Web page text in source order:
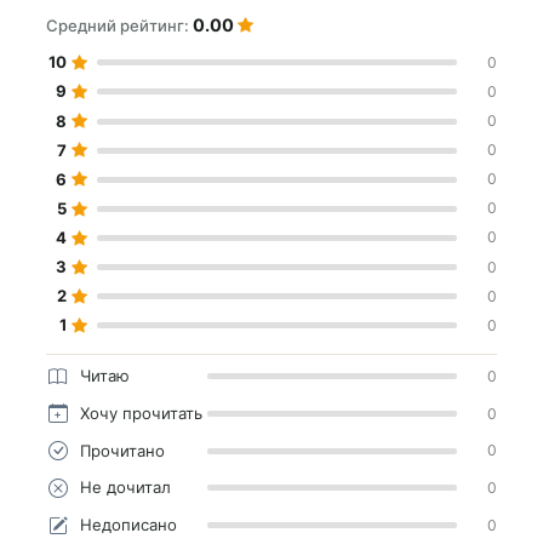
Средний рейтинг: 0.00
10 0
9 0
8 0
7 0
6 0
5 0
4 0
3 0
2 0
1 0
Читаю 0
Хочу прочитать 0
Прочитано 0
Не дочитал 0
Недописано 0